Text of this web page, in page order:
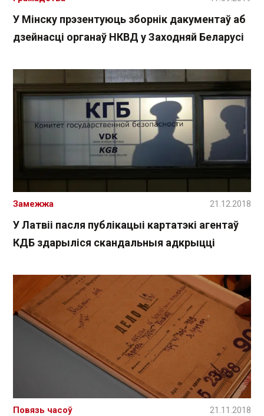
У Мінску прэзентуюць зборнік дакументаў аб
дзейнасці органаў НКВД у Заходняй Беларусі
У Латвіі пасля публікацыі картатэкі агентаў
КДБ здарыліся скандальныя адкрыцці
Замежжа 21.12.2018
Повязь часоў 21.11.2018